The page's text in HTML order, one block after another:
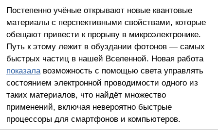
Постепенно учёные открывают новые квантовые
материалы с перспективными свойствами, которые
обещают привести к прорыву в микроэлектронике.
Путь к этому лежит в обуздании фотонов — самых
быстрых частиц в нашей Вселенной. Новая работа
показалавозможность с помощью света управлять
состоянием электронной проводимости одного из
таких материалов, что найдёт множество
применений, включая невероятно быстрые
процессоры для смартфонов и компьютеров.